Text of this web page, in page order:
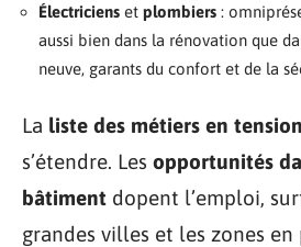
Électriciens et plombiers :
aussi bien dans la rénovation que
neuve, garants du confort et de la
La liste des métiers en tension
s’étendre. Les opportunités
bâtiment dopent l’emploi,
grandes villes et les zones